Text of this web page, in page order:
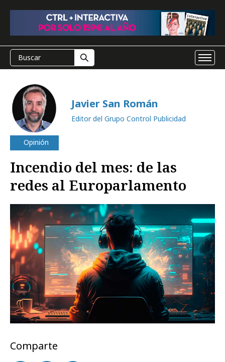
Javier San Román
Editor del Grupo Control Publicidad
Opinión
Incendio del mes: de las
redes al Europarlamento
Comparte